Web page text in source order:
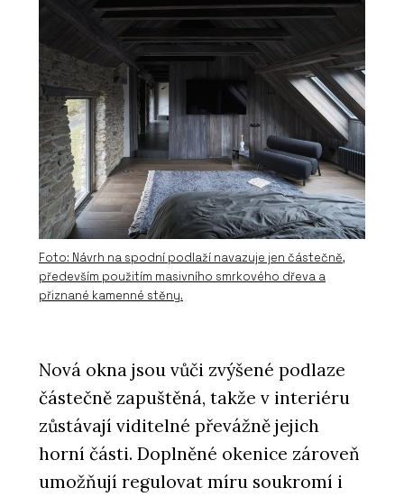
PRODUKTY
Cihly pro robotické zdění Porotherm
Robot Ready Profi - wienerberger
Foto: Návrh na spodní podlaží navazuje jen částečně,
především použitím masivního smrkového dřeva a
přiznané kamenné stěny.
Nová okna jsou vůči zvýšené podlaze
částečně zapuštěná, takže v interiéru
zůstávají viditelné převážně jejich
horní části. Doplněné okenice zároveň
umožňují regulovat míru soukromí i